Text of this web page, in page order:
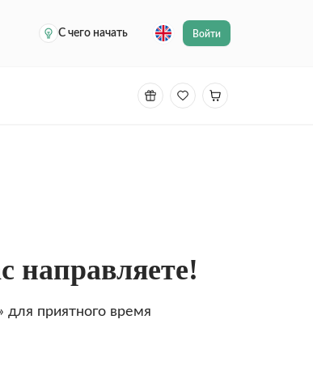
С чего начать
Войти
направляете!
приятного время